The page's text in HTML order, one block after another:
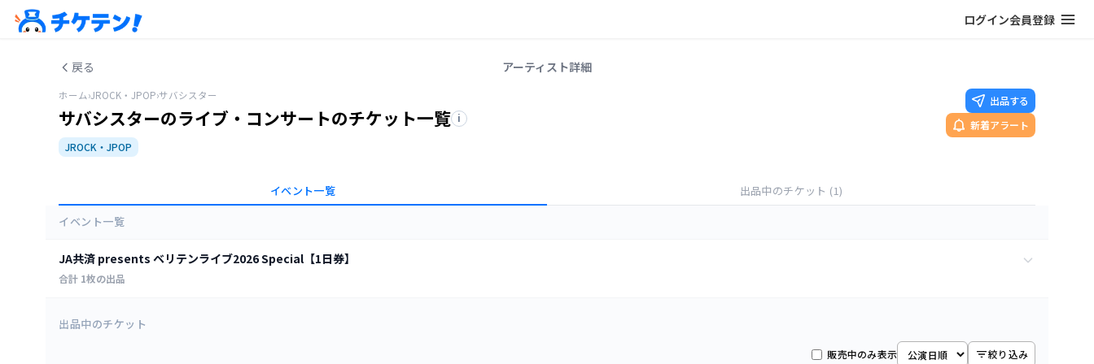
ログイン会員登録
戻る アーティスト詳細
ホーム›JROCK・JPOP›サバシスター
サバシスターのライブ・コンサートのチケット一覧 i
JROCK・JPOP
出品する
新着アラート
イベント一覧 出品中のチケット (1)
イベント一覧
JA共済 presents ベリテンライブ2026 Special【1日券】
合計 1枚の出品
（栃木県）井頭公園 運動広場
出品中のチケット
販売中のみ表示 絞り込み